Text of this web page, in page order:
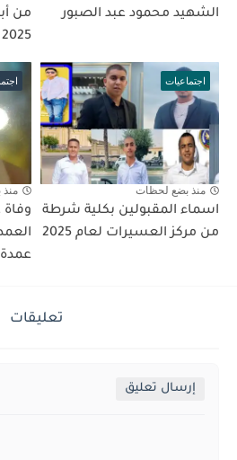
الشهيد محمود عبد الصبور
من
2025
اجتماعيات
منذ بضع لحظات
اسماء المقبولين بكلية شرطة
من مركز العسيرات لعام 2025
وفاة
عمدة
تعليقات
إرسال تعليق